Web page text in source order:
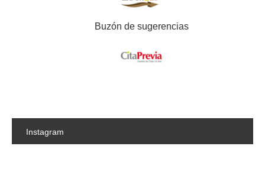
Buzón de sugerencias
Instagram